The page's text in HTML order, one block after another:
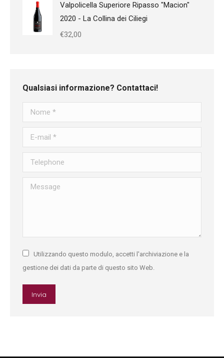
Valpolicella Superiore Ripasso "Macion"
2020 - La Collina dei Ciliegi
€32,00
Qualsiasi informazione? Contattaci!
Nome *
E-mail *
Telephone
Message
Utilizzando questo modulo, accetti l'archiviazione e la
gestione dei dati da parte di questo sito Web.
Invia